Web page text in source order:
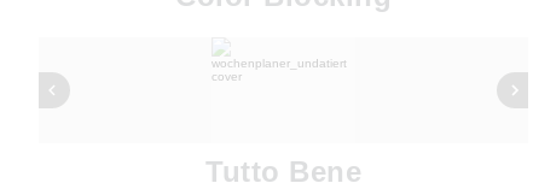
Tutto Bene